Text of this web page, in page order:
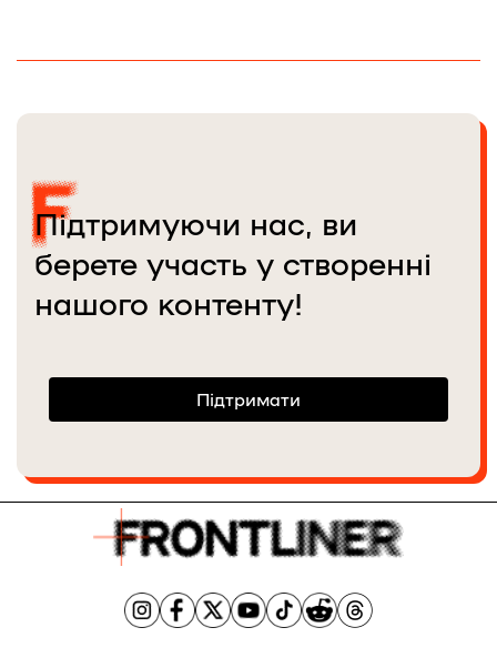
Підтримуючи нас, ви
берете участь у створенні
нашого контенту!
Підтримати